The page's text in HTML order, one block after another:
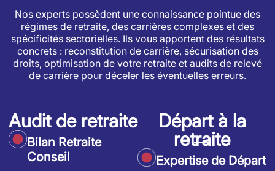
Nos experts possèdent une connaissance pointue des
régimes de retraite, des carrières complexes et des
spécificités sectorielles. Ils vous apportent des résultats
concrets : reconstitution de carrière, sécurisation des
droits, optimisation de votre retraite et audits de relevé
de carrière pour déceler les éventuelles erreurs.
Audit de retraite
Bilan Retraite
Conseil
Départ à la
retraite
Expertise de Départ